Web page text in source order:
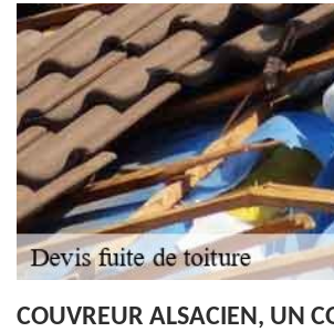
COUVREUR ALSACIEN, UN